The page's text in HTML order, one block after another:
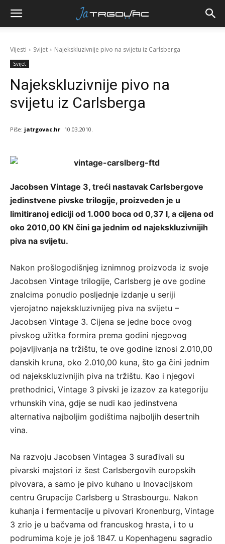
Vijesti Svijet Najekskluzivnije pivo na svijetu iz Carlsberga
Svijet
Najekskluzivnije pivo na
svijetu iz Carlsberga
Piše: jatrgovac.hr 10.03.2010.
Jacobsen Vintage 3, treći nastavak Carlsbergove
jedinstvene pivske trilogije, proizveden je u
limitiranoj ediciji od 1.000 boca od 0,37 l, a cijena od
oko 2010,00 KN čini ga jednim od najekskluzivnijih
piva na svijetu.
Nakon prošlogodišnjeg iznimnog proizvoda iz svoje
Jacobsen Vintage trilogije, Carlsberg je ove godine
znalcima ponudio posljednje izdanje u seriji
vjerojatno najekskluzivnijeg piva na svijetu –
Jacobsen Vintage 3. Cijena se jedne boce ovog
pivskog užitka formira prema godini njegovog
pojavljivanja na tržištu, te ove godine iznosi 2.010,00
danskih kruna, oko 2.010,00 kuna, što ga čini jednim
od najekskluzivnijih piva na tržištu. Kao i njegovi
prethodnici, Vintage 3 pivski je izazov za kategoriju
vrhunskih vina, gdje se nudi kao jedinstvena
alternativa najboljim godištima najboljih desertnih
vina.
Na razvoju Jacobsen Vintagea 3 surađivali su
pivarski majstori iz šest Carlsbergovih europskih
pivovara, a samo je pivo kuhano u Inovacijskom
centru Grupacije Carlsberg u Strasbourgu. Nakon
kuhanja i fermentacije u pivovari Kronenburg, Vintage
3 zrio je u bačvama od francuskog hrasta, i to u
podrumima koje je još 1847. u Kopenhagenu sagradio